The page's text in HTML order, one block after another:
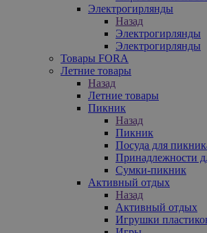
Электрогирлянды
Назад
Электрогирлянды
Электрогирлянды
Товары FORA
Летние товары
Назад
Летние товары
Пикник
Назад
Пикник
Посуда для
Принадлежности
Сумки-пикник
Активный отдых
Назад
Активный отдых
Игрушки